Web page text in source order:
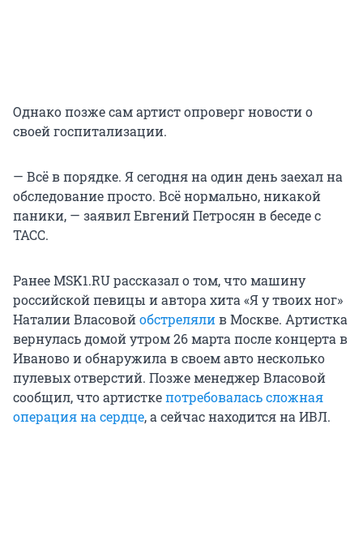
Однако позже сам артист опроверг новости о
своей госпитализации.
— Всё в порядке. Я сегодня на один день заехал на
обследование просто. Всё нормально, никакой
паники, — заявил Евгений Петросян в беседе с
ТАСС.
Ранее MSK1.RU рассказал о том, что машину
российской певицы и автора хита «Я у твоих ног»
Наталии Власовойобстрелялив Москве. Артистка
вернулась домой утром 26 марта после концерта в
Иваново и обнаружила в своем авто несколько
пулевых отверстий. Позже менеджер Власовой
сообщил, что артисткепотребовалась сложная
операция на сердце, а сейчас находится на ИВЛ.